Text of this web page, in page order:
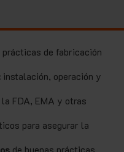
prácticas de fabricación
instalación, operación y
la FDA, EMA y otras
para asegurar la
de buenas prácticas